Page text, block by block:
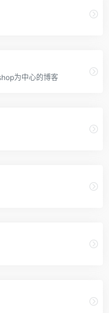
为中心的博客